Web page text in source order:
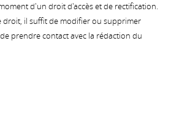
d'un droit d'accès et de rectification.
droit, il suffit de modifier ou supprimer
prendre contact avec la rédaction du